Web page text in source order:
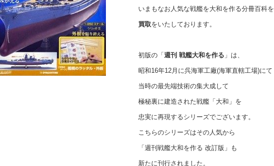
いまもなお人気な戦艦を大和を作る分冊百科を
買取をいたしております。
初版の「 週刊 戦艦大和を作る 」は、
昭和16年12月に呉海軍工廠(海軍直轄工場)にて
当時の最先端技術の集大成して
極秘裏に建造された戦艦「大和」を
忠実に再現するシリーズでございます。
こちらのシリーズはその人気から
「週刊戦艦大和を作る 改訂版」も
新たに刊行されました。